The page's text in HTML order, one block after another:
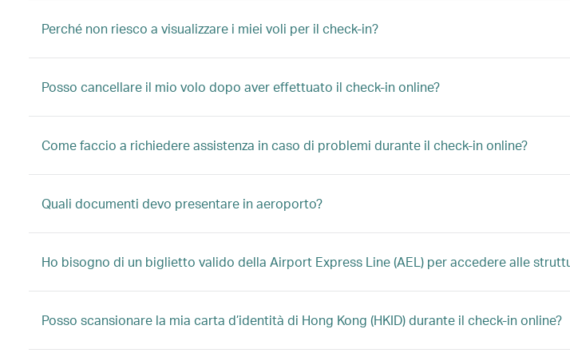
Perché non riesco a visualizzare i miei voli per il check-in?
Posso cancellare il mio volo dopo aver effettuato il check-in online?
Come faccio a richiedere assistenza in caso di problemi durante il check-in online?
Quali documenti devo presentare in aeroporto?
Ho bisogno di un biglietto valido della Airport Express Line (AEL) per accedere alle
Posso scansionare la mia carta d’identità di Hong Kong (HKID) durante il check-in online?